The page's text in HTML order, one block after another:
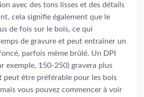
avec des tons lisses et des détails
cela signifie également que le
de fois sur le bois, ce qui
de gravure et peut entraîner un
parfois même brûlé. Un DPI
exemple, 150-250) gravera plus
peut être préférable pour les bois
vous pouvez commencer à voir